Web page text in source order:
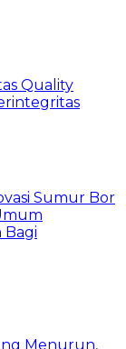
Quality
Sumur Bor
Bagi
Menurun,